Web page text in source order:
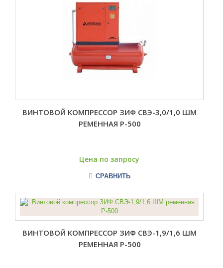
ВИНТОВОЙ КОМПРЕССОР ЗИФ СВЭ-3,0/1,0 ШМ
РЕМЕННАЯ Р-500
Цена по запросу
СРАВНИТЬ
ВИНТОВОЙ КОМПРЕССОР ЗИФ СВЭ-1,9/1,6 ШМ
РЕМЕННАЯ Р-500